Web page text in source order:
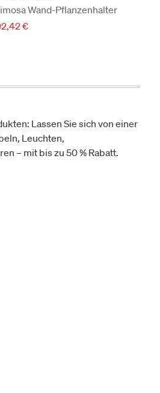
Wand-Pflanzenhalter
€
Lassen Sie sich von einer
Leuchten,
– mit bis zu 50 % Rabatt.